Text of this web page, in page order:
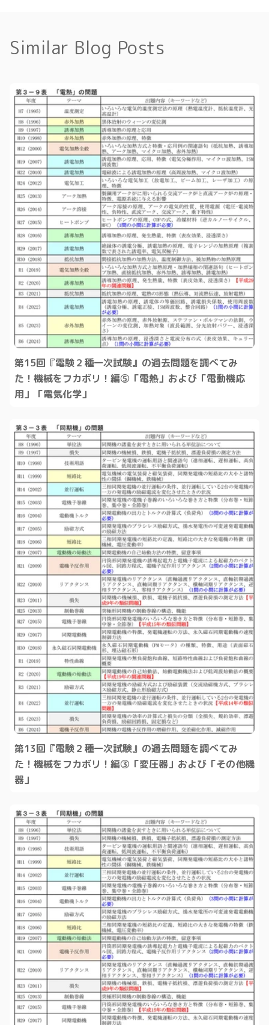
Similar Blog Posts
第15回『電験２種一次試験』の過去問題を調べてみ
た！機械をフカボリ！編⑤「電熱」および「電動機応
用」「電気化学」
第13回『電験２種一次試験』の過去問題を調べてみ
た！機械をフカボリ！編③「変圧器」および「その他機
器」